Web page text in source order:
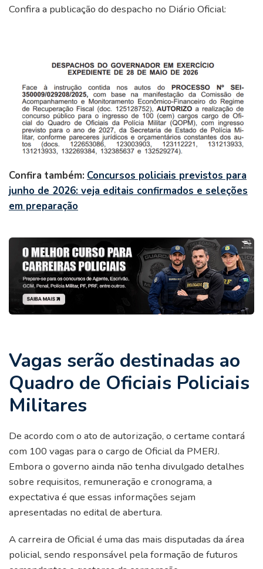
Confira a publicação do despacho no Diário Oficial:
Confira também: Concursos policiais previstos para
junho de 2026: veja editais confirmados e seleções
em preparação
Vagas serão destinadas ao
Quadro de Oficiais Policiais
Militares
De acordo com o ato de autorização, o certame contará
com 100 vagas para o cargo de Oficial da PMERJ.
Embora o governo ainda não tenha divulgado detalhes
sobre requisitos, remuneração e cronograma, a
expectativa é que essas informações sejam
apresentadas no edital de abertura.
A carreira de Oficial é uma das mais disputadas da área
policial, sendo responsável pela formação de futuros